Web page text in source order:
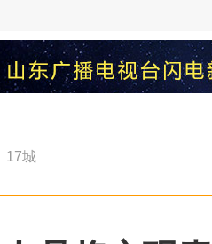
17城